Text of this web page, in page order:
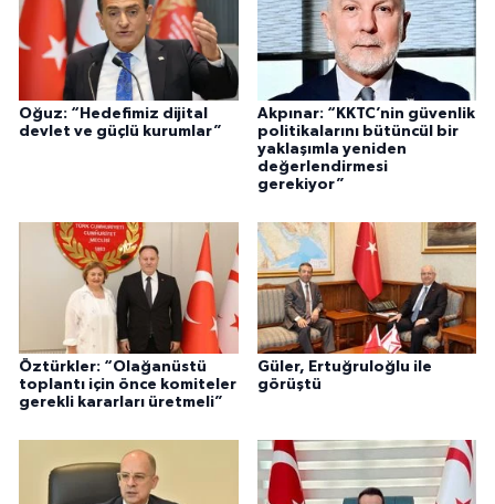
Oğuz: “Hedefimiz dijital
devlet ve güçlü kurumlar”
Akpınar: “KKTC’nin güvenlik
politikalarını bütüncül bir
yaklaşımla yeniden
değerlendirmesi
gerekiyor”
Öztürkler: “Olağanüstü
toplantı için önce komiteler
gerekli kararları üretmeli”
Güler, Ertuğruloğlu ile
görüştü